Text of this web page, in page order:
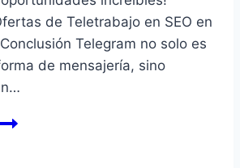
de Teletrabajo en SEO en
Telegram no solo es
de mensajería, sino